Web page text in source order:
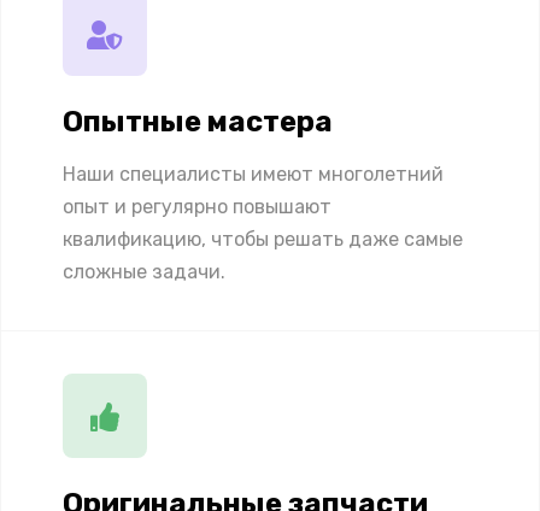
Опытные мастера
Наши специалисты имеют многолетний
опыт и регулярно повышают
квалификацию, чтобы решать даже самые
сложные задачи.